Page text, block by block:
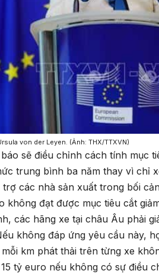
von der Leyen. (Ảnh: THX/TTXVN)
sẽ điều chỉnh cách tính mục
trung bình ba năm thay vì chỉ
các nhà sản xuất trong bối
không đạt được mục tiêu cắt
các hãng xe tại châu Âu phải
không đáp ứng yêu cầu này,
km phát thải trên từng xe
tỷ euro nếu không có sự điều